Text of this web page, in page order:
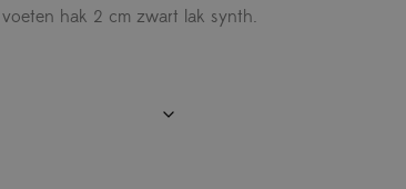
hak 2 cm zwart lak synth.